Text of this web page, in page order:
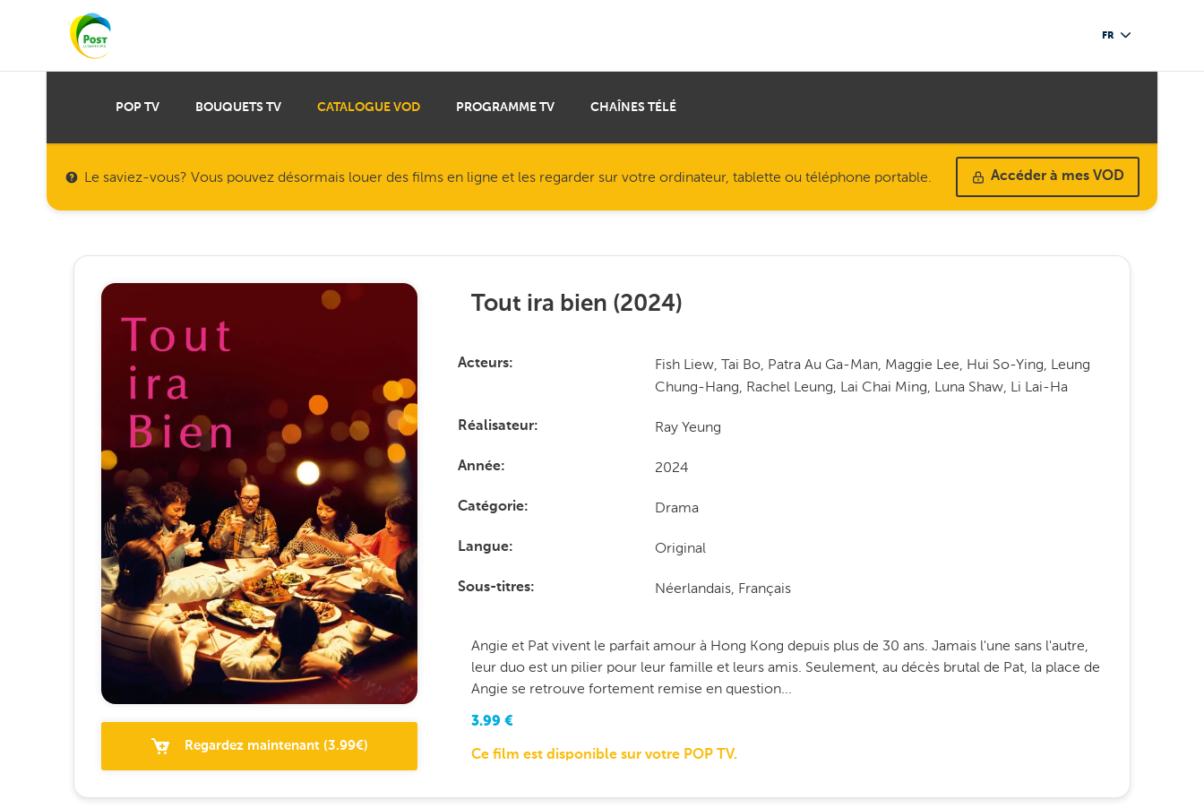
FR
POP TV BOUQUETS TV CATALOGUE VOD PROGRAMME TV CHAÎNES TÉLÉ
Le saviez-vous? Vous pouvez désormais louer des films en ligne et les regarder sur votre ordinateur, tablette ou téléphone portable. Accéder à mes VOD
Regardez maintenant (3.99€)
Tout ira bien (2024)
Acteurs
Fish Liew, Tai Bo, Patra Au Ga-Man, Maggie Lee, Hui So-Ying, Leung
Chung-Hang, Rachel Leung, Lai Chai Ming, Luna Shaw, Li Lai-Ha
Réalisateur Ray Yeung
Année 2024
Catégorie Drama
Langue Original
Sous-titres Néerlandais, Français
Angie et Pat vivent le parfait amour à Hong Kong depuis plus de 30 ans. Jamais l'une sans l'autre,
leur duo est un pilier pour leur famille et leurs amis. Seulement, au décès brutal de Pat, la place de
Angie se retrouve fortement remise en question...
3.99 €
Ce film est disponible sur votre POP TV.